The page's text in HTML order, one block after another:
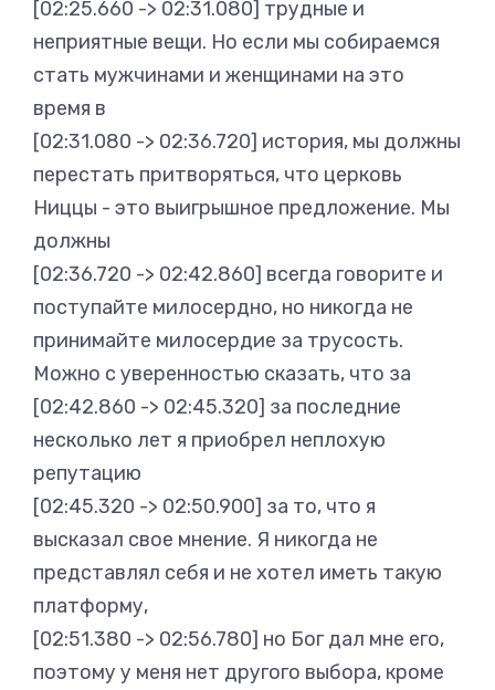
[02:25.660 -> 02:31.080] трудные и
неприятные вещи. Но если мы собираемся
стать мужчинами и женщинами на это
время в
[02:31.080 -> 02:36.720] история, мы должны
перестать притворяться, что церковь
Ниццы - это выигрышное предложение. Мы
должны
[02:36.720 -> 02:42.860] всегда говорите и
поступайте милосердно, но никогда не
принимайте милосердие за трусость.
Можно с уверенностью сказать, что за
[02:42.860 -> 02:45.320] за последние
несколько лет я приобрел неплохую
репутацию
[02:45.320 -> 02:50.900] за то, что я
высказал свое мнение. Я никогда не
представлял себя и не хотел иметь такую
платформу,
[02:51.380 -> 02:56.780] но Бог дал мне его,
поэтому у меня нет другого выбора, кроме